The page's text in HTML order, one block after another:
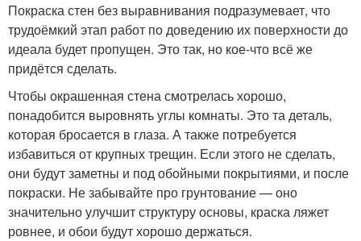
Покраска стен без выравнивания подразумевает, что
трудоёмкий этап работ по доведению их поверхности до
идеала будет пропущен. Это так, но кое-что всё же
придётся сделать.
Чтобы окрашенная стена смотрелась хорошо,
понадобится выровнять углы комнаты. Это та деталь,
которая бросается в глаза. А также потребуется
избавиться от крупных трещин. Если этого не сделать,
они будут заметны и под обойными покрытиями, и после
покраски. Не забывайте про грунтование — оно
значительно улучшит структуру основы, краска ляжет
ровнее, и обои будут хорошо держаться.